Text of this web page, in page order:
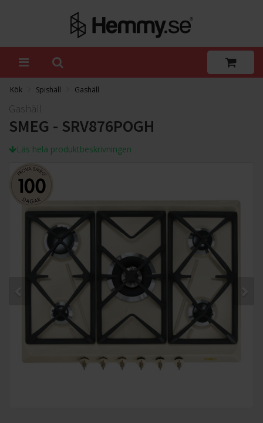
Kök Spishäll Gashäll
Gashäll
SMEG - SRV876POGH
Läs hela produktbeskrivningen